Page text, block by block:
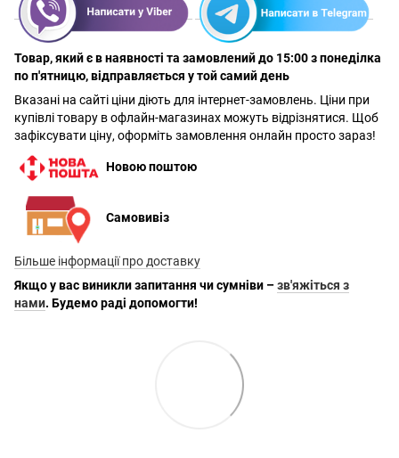
Товар, який є в наявності та замовлений до 15:00 з понеділка
по п'ятницю, відправляється у той самий день
Вказані на сайті ціни діють для інтернет-замовлень. Ціни при
купівлі товару в офлайн-магазинах можуть відрізнятися. Щоб
зафіксувати ціну, оформіть замовлення онлайн просто зараз!
Новою поштою
Самовивіз
Більше інформації про доставку
Якщо у вас виникли запитання чи сумніви –зв'яжіться з
нами. Будемо раді допомогти!